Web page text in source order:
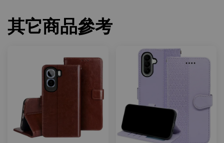
其它商品參考